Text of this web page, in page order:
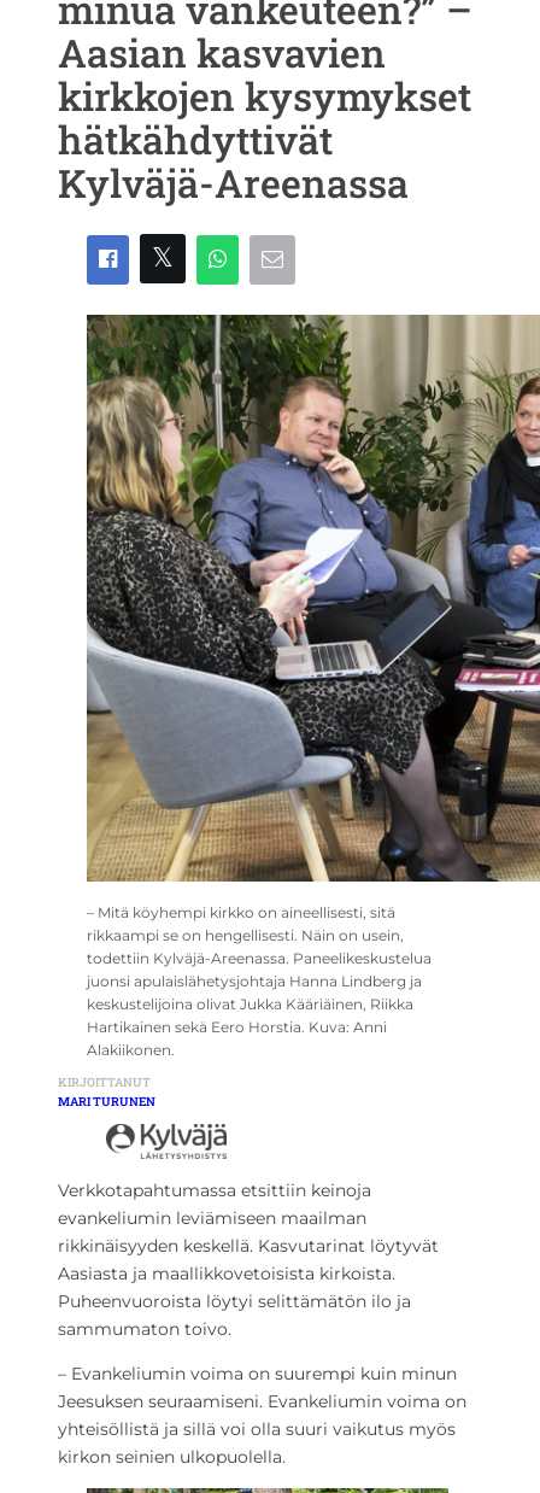
Aasian kasvavien
kirkkojen kysymykset
hätkähdyttivät
Kylväjä-Areenassa
– Mitä köyhempi kirkko on aineellisesti, sitä
rikkaampi se on hengellisesti. Näin on usein,
todettiin Kylväjä-Areenassa. Paneelikeskustelua
juonsi apulaislähetysjohtaja Hanna Lindberg ja
keskustelijoina olivat Jukka Kääriäinen, Riikka
Hartikainen sekä Eero Horstia. Kuva: Anni
Alakiikonen.
KIRJOITTANUT
MARI TURUNEN
Verkkotapahtumassa etsittiin keinoja
evankeliumin leviämiseen maailman
rikkinäisyyden keskellä. Kasvutarinat löytyvät
Aasiasta ja maallikkovetoisista kirkoista.
Puheenvuoroista löytyi selittämätön ilo ja
sammumaton toivo.
– Evankeliumin voima on suurempi kuin minun
Jeesuksen seuraamiseni. Evankeliumin voima on
yhteisöllistä ja sillä voi olla suuri vaikutus myös
kirkon seinien ulkopuolella.